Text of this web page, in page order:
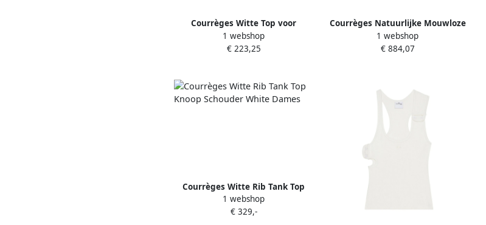
Courrèges Witte Top voor
Vrouwen White Dames
1 webshop
€ 223,25
Courrèges Natuurlijke Mouwloze
Mock Neck Jurk White Dames
1 webshop
€ 884,07
Courrèges Witte Rib Tank Top
Knoop Schouder White Dames
1 webshop
€ 329,-